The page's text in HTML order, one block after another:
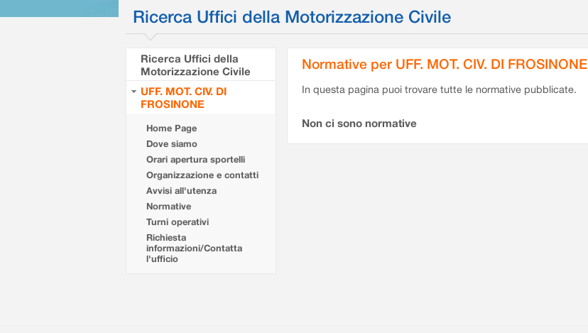
Ricerca Uffici della Motorizzazione Civile
Ricerca Uffici della
Motorizzazione Civile
UFF. MOT. CIV. DI
FROSINONE
Home Page
Dove siamo
Orari apertura sportelli
Organizzazione e contatti
Avvisi all'utenza
Normative
Turni operativi
Richiesta
informazioni/Contatta
l'ufficio
Normative per UFF. MOT. CIV. DI FROSINONE
In questa pagina puoi trovare tutte le normative pubblicate.
Non ci sono normative